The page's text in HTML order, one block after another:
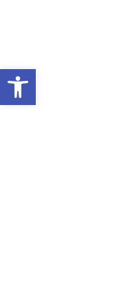
Abrir barra de herramientas